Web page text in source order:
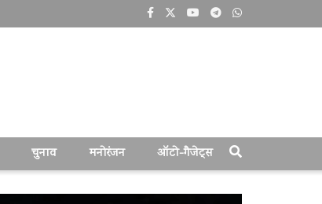
चुनाव मनोरंजन ऑटो-गैजेट्स